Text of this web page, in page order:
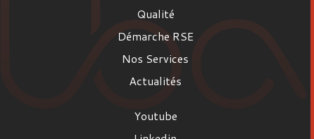
Qualité
Démarche RSE
Nos Services
Actualités
Youtube